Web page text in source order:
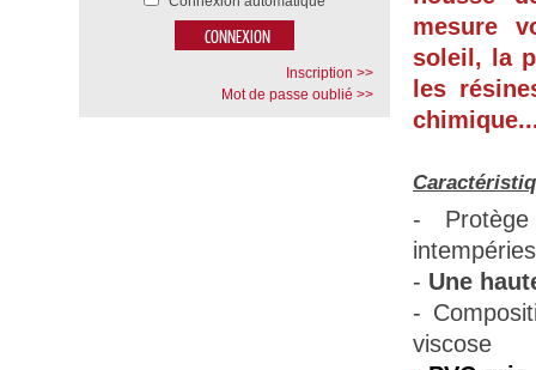
mesure
soleil, la
les
-
- Une
-
viscose
Inscription >>
Mot de passe oublié >>